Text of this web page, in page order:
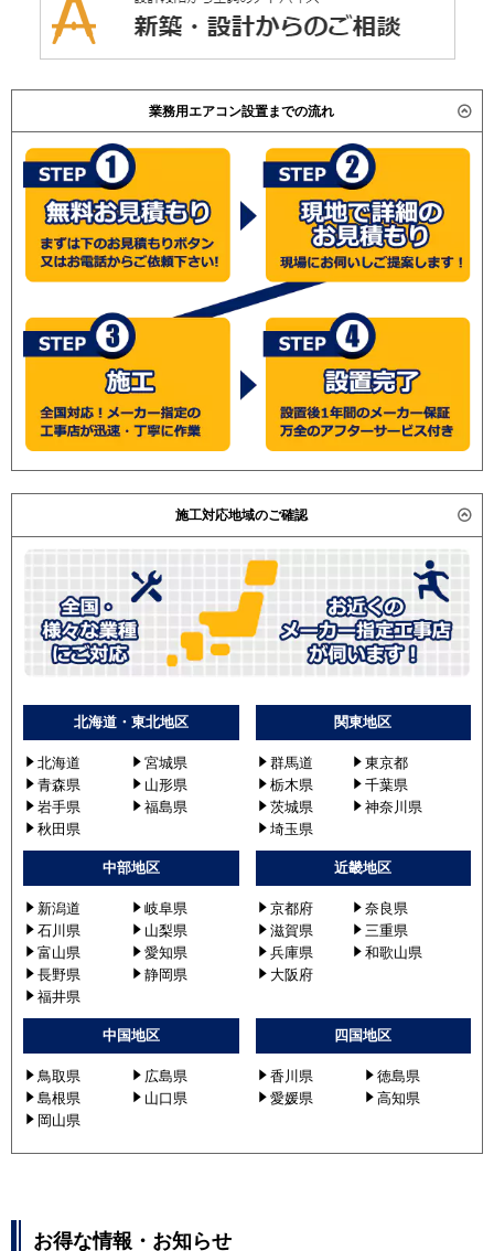
業務用エアコン設置までの流れ
施工対応地域のご確認
北海道・東北地区
北海道
宮城県
青森県
山形県
岩手県
福島県
秋田県
関東地区
群馬道
東京都
栃木県
千葉県
茨城県
神奈川県
埼玉県
中部地区
新潟道
岐阜県
石川県
山梨県
富山県
愛知県
長野県
静岡県
福井県
近畿地区
京都府
奈良県
滋賀県
三重県
兵庫県
和歌山県
大阪府
中国地区
鳥取県
広島県
島根県
山口県
岡山県
四国地区
香川県
徳島県
愛媛県
高知県
お得な情報・お知らせ